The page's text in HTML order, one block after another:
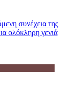
συνέχεια της
ολόκληρη γενιά